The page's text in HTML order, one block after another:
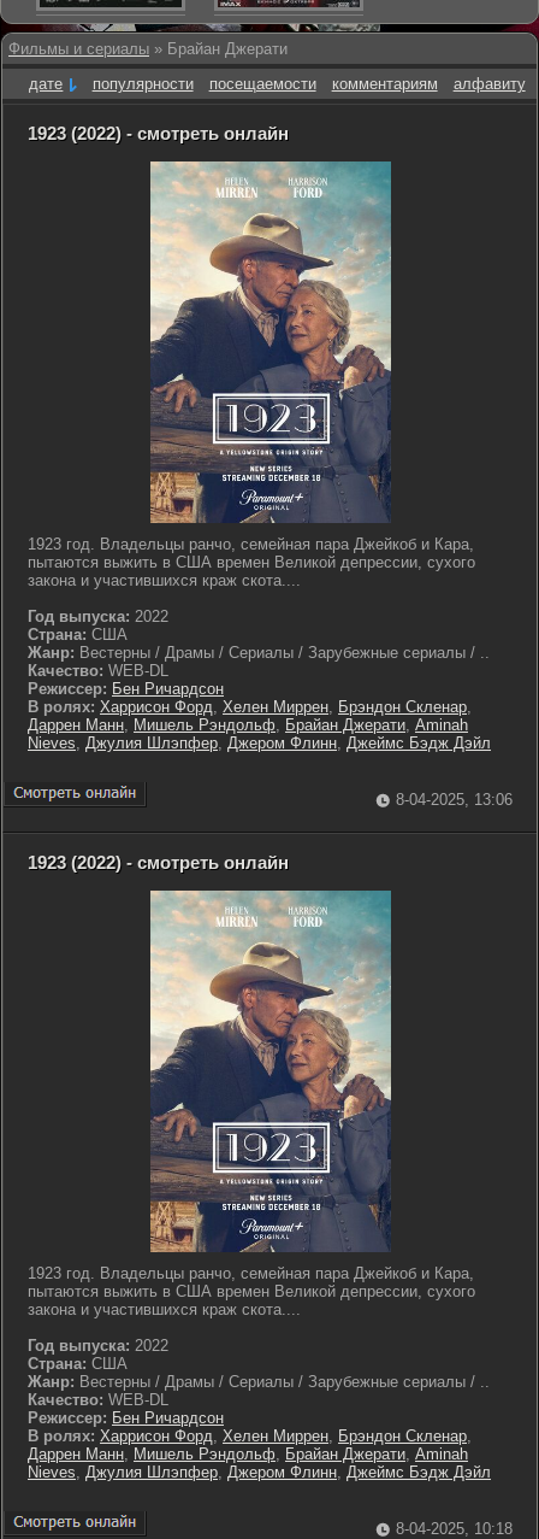
Фильмы и сериалы » Брайан Джерати
дате
популярности посещаемости комментариям алфавиту
1923 (2022) - смотреть онлайн
1923 год. Владельцы ранчо, семейная пара Джейкоб и Кара,
пытаются выжить в США времен Великой депрессии, сухого
закона и участившихся краж скота....
Год выпуска: 2022
Страна: США
Жанр: Вестерны / Драмы / Сериалы / Зарубежные сериалы / ..
Качество: WEB-DL
Режиссер: Бен Ричардсон
В ролях: Харрисон Форд, Хелен Миррен, Брэндон Скленар,
Даррен Манн, Мишель Рэндольф, Брайан Джерати, Aminah
Nieves, Джулия Шлэпфер, Джером Флинн, Джеймс Бэдж Дэйл
8-04-2025, 13:06
1923 (2022) - смотреть онлайн
1923 год. Владельцы ранчо, семейная пара Джейкоб и Кара,
пытаются выжить в США времен Великой депрессии, сухого
закона и участившихся краж скота....
Год выпуска: 2022
Страна: США
Жанр: Вестерны / Драмы / Сериалы / Зарубежные сериалы / ..
Качество: WEB-DL
Режиссер: Бен Ричардсон
В ролях: Харрисон Форд, Хелен Миррен, Брэндон Скленар,
Даррен Манн, Мишель Рэндольф, Брайан Джерати, Aminah
Nieves, Джулия Шлэпфер, Джером Флинн, Джеймс Бэдж Дэйл
8-04-2025, 10:18